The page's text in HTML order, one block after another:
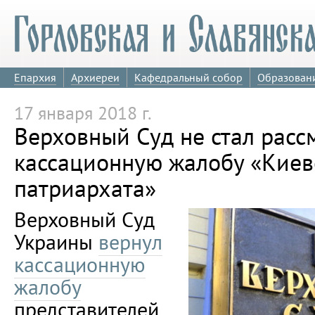
Епархия Архиереи Кафедральный собор
17 января 2018 г.
Верховный Суд не стал
кассационную жалобу
патриархата»
Верховный Суд
Украины вернул
кассационную
жалобу
представителей